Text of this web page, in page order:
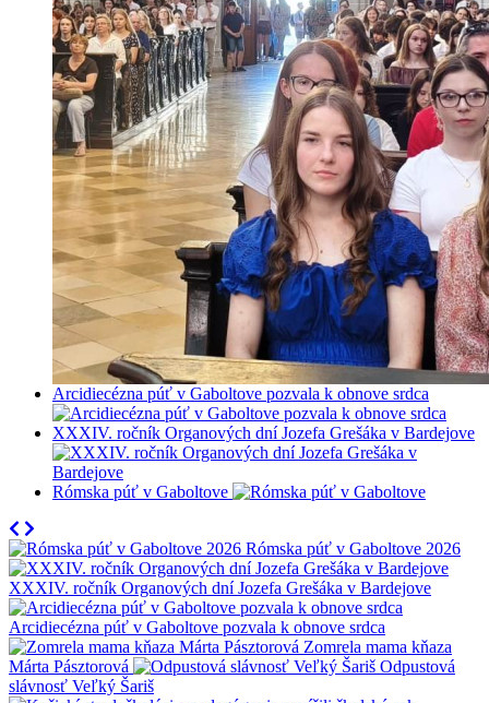
Arcidiecézna púť v Gaboltove pozvala k obnove srdca
XXXIV. ročník Organových dní Jozefa Grešáka v Bardejove
Rómska púť v Gaboltove
Rómska púť v Gaboltove 2026
XXXIV. ročník Organových dní Jozefa Grešáka v Bardejove
Arcidiecézna púť v Gaboltove pozvala k obnove srdca
Zomrela mama kňaza
Márta Pásztorová
Odpustová
slávnosť Veľký Šariš